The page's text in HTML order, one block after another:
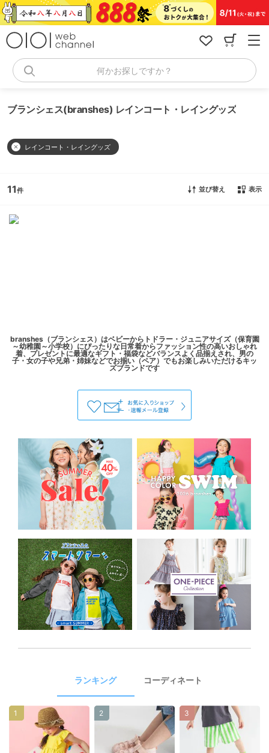
コ
ン
何かお探しですか？
ブランシェス(branshes) レインコート・レイングッズ
レインコート・レイングッズ
11 並び替え 表示
branshes（ブランシェス）はベビーからトドラー・ジュニアサイズ（保育園
～幼稚園～小学校）にぴったりな日常着からファッション性の高いおしゃれ
着、プレゼントに最適なギフト・福袋などバランスよく品揃えされ、男の
子・女の子や兄弟・姉妹などでお揃い（ペア）でもお楽しみいただけるキッ
ランキング コーディネート
1 2 3